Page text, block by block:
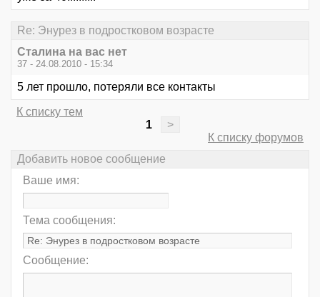
Re: Энурез в подростковом возрасте
Сталина на вас нет
37 - 24.08.2010 - 15:34
5 лет прошло, потеряли все контакты
К списку тем
1
>
К списку форумов
Добавить новое сообщение
Ваше имя:
Тема сообщения:
Сообщение: